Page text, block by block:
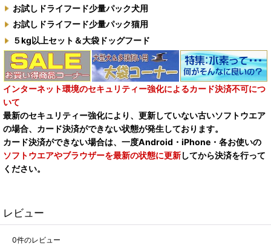
お試しドライフード少量パック犬用
お試しドライフード少量パック猫用
５kg以上セット＆大袋ドッグフード
インターネット環境のセキュリティー強化によるカード決済不可につ
いて
最新のセキュリティー強化により、更新していない古いソフトウエア
の場合、カード決済ができない状態が発生しております。
カード決済ができない場合は、一度Android・iPhone・各お使いの
ソフトウエアやブラウザーを最新の状態に更新してから決済を行って
ください。
レビュー
0件のレビュー